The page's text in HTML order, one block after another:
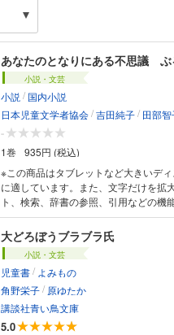
あなたのとなりにある不思議 ぶ
小説・文芸
小説 / 国内小説
日本児童文学者協会/吉田純子/ 田部智
-
1巻
935円 (税込)
※この商品はタブレットなど大きいデ
に適しています。また、文字だけを拡
ト、検索、辞書の参照、引用などの機能が使用
者協会70周年共同企画。人気児童作家
募入選者10名を加え、怖い話だけど、
楽しいお話だと思って読んでいると、
する話など、短いけど、インパクトが
不思議面白い〉短編を集めたアンソ
／田部智子／戸田和代／廣嶋玲子／本
／みおちづる／あらかきいそこ／太
川貂々／タカタカヲリ／柴田純代
大どろぼうブラブラ氏
小説・文芸
児童書/ よみもの
角野栄子/ 原ゆたか
講談社青い鳥文庫
5.0